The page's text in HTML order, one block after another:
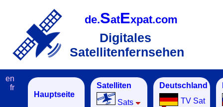
de.SatExpat.com
Digitales
Satellitenfernsehen
Hauptseite
Satelliten
Sats
Deutschland
TV Sat
en
fr